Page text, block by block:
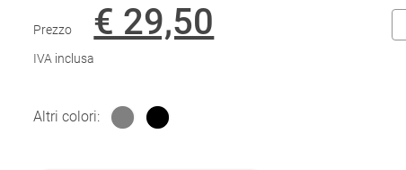
Prezzo € 29,50
IVA inclusa
Altri colori: